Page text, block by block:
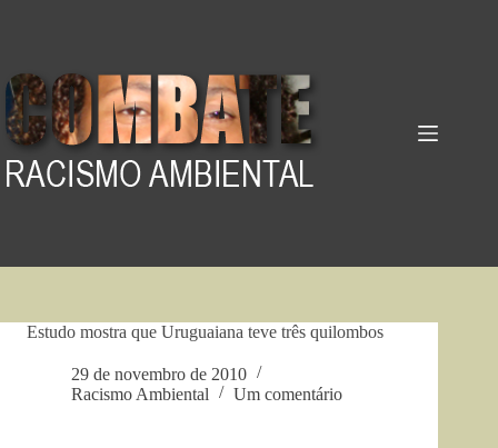
Estudo mostra que Uruguaiana teve três quilombos
29 de novembro de 2010
Racismo Ambiental
Um comentário